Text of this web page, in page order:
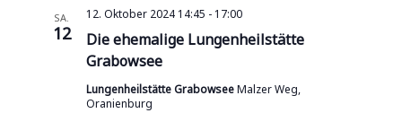
SA.
12
Die ehemalige Lungenheilstätte
Grabowsee
12. Oktober 2024 14:45 - 17:00
Lungenheilstätte GrabowseeMalzer Weg,
Oranienburg